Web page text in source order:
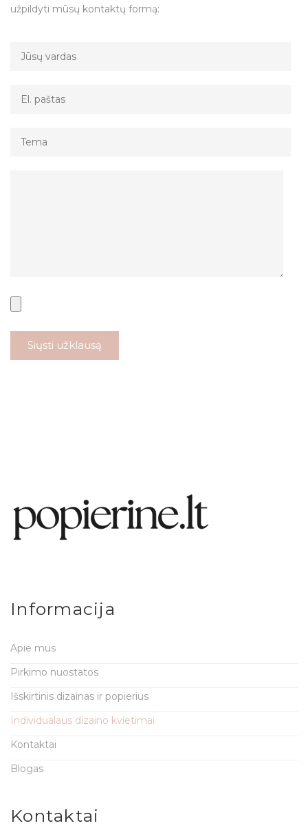
užpildyti mūsų kontaktų formą:
Informacija
Apie mus
Pirkimo nuostatos
Išskirtinis dizainas ir popierius
Individualaus dizaino kvietimai
Kontaktai
Blogas
Kontaktai